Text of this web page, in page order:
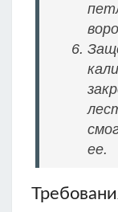
ее.